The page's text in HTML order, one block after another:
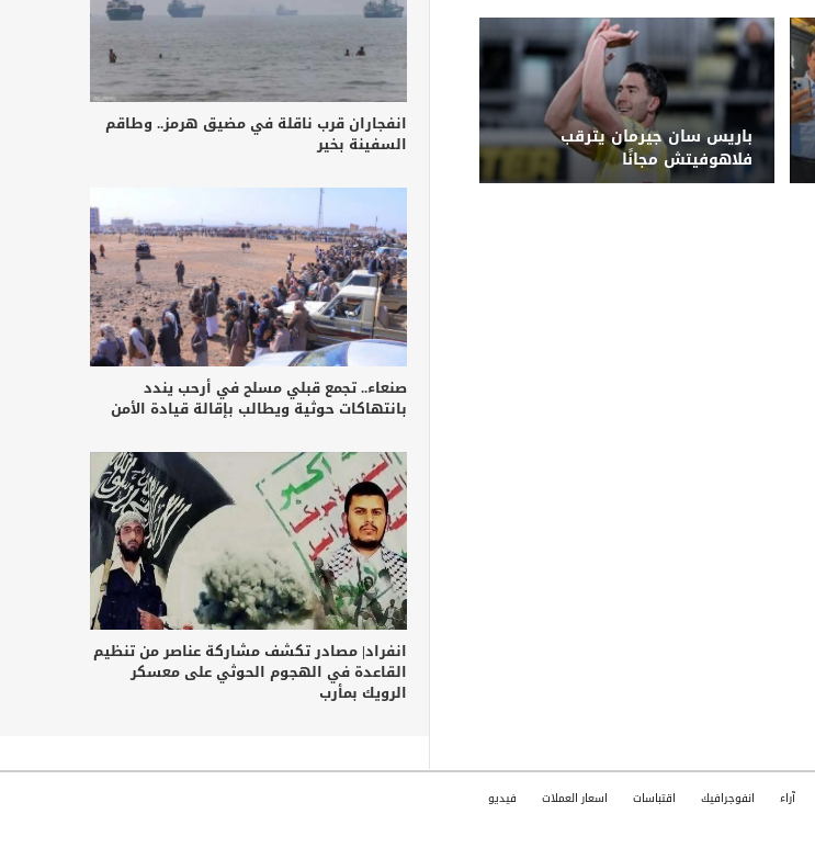
باريس سان جيرمان يترقب
فلاهوفيتش مجانًا
انفجاران قرب ناقلة في مضيق هرمز.. وطاقم
السفينة بخير
صنعاء.. تجمع قبلي مسلح في أرحب يندد
بانتهاكات حوثية ويطالب بإقالة قيادة الأمن
انفراد| مصادر تكشف مشاركة عناصر من تنظيم
القاعدة في الهجوم الحوثي على معسكر
الرويك بمأرب
آراء انفوجرافيك اقتباسات اسعار العملات فيديو